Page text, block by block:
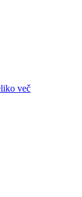
več